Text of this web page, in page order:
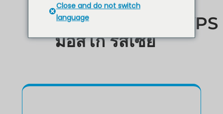
คลาวด์เซิร์ฟเวอร์ VPS
มอสโก รัสเซีย
Close and do not switch
language